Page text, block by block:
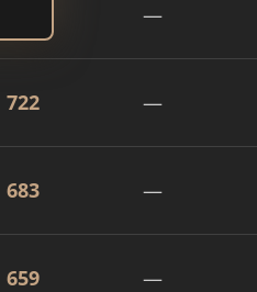
—
722 —
683 —
659 —